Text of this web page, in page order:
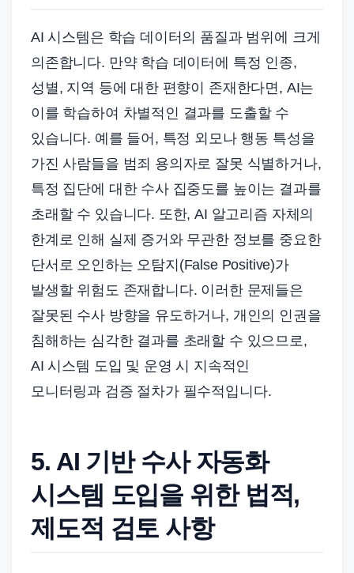
AI 시스템은 학습 데이터의 품질과 범위에 크게
의존합니다. 만약 학습 데이터에 특정 인종,
성별, 지역 등에 대한 편향이 존재한다면, AI는
이를 학습하여 차별적인 결과를 도출할 수
있습니다. 예를 들어, 특정 외모나 행동 특성을
가진 사람들을 범죄 용의자로 잘못 식별하거나,
특정 집단에 대한 수사 집중도를 높이는 결과를
초래할 수 있습니다. 또한, AI 알고리즘 자체의
한계로 인해 실제 증거와 무관한 정보를 중요한
단서로 오인하는 오탐지(False Positive)가
발생할 위험도 존재합니다. 이러한 문제들은
잘못된 수사 방향을 유도하거나, 개인의 인권을
침해하는 심각한 결과를 초래할 수 있으므로,
AI 시스템 도입 및 운영 시 지속적인
모니터링과 검증 절차가 필수적입니다.
5. AI 기반 수사 자동화
시스템 도입을 위한 법적,
제도적 검토 사항